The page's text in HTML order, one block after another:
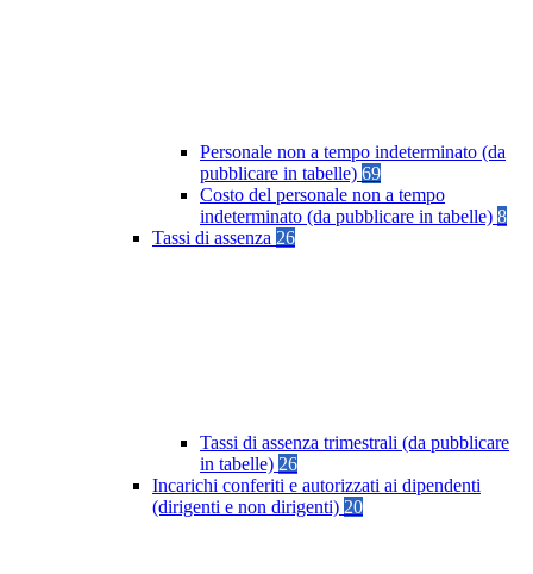
Personale non a tempo indeterminato (da
pubblicare in tabelle) 69
Costo del personale non a tempo
indeterminato (da pubblicare in tabelle) 8
Tassi di assenza 26
Tassi di assenza trimestrali (da pubblicare
in tabelle) 26
Incarichi conferiti e autorizzati ai dipendenti
(dirigenti e non dirigenti) 20